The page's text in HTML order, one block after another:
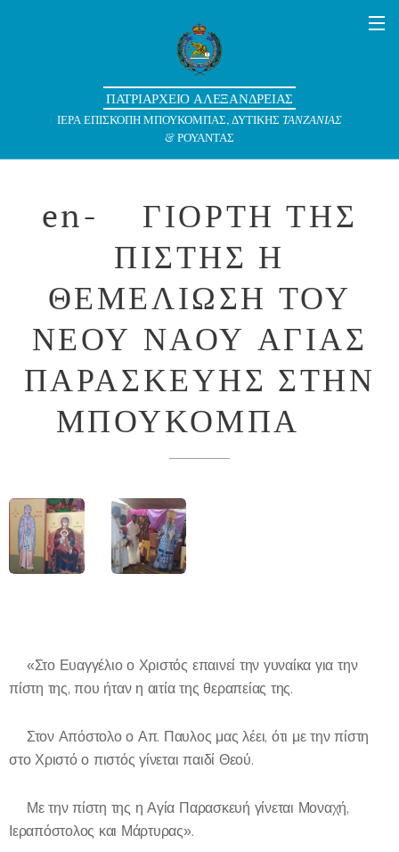
ΠΑΤΡΙΑΡΧΕΙΟ ΑΛΕΞΑΝΔΡΕΙΑΣ
ΙΕΡΑ ΕΠΙΣΚΟΠΗ ΜΠΟΥΚΟΜΠΑΣ, ΔΥΤΙΚΗΣ ΤΑΝΖΑΝΙΑΣ
& ΡΟΥΑΝΤΑΣ
en-❇️ΓΙΟΡΤΗ ΤΗΣ
ΠΙΣΤΗΣ Η
ΘΕΜΕΛΙΩΣΗ ΤΟΥ
ΝΕΟΥ ΝΑΟΥ ΑΓΙΑΣ
ΠΑΡΑΣΚΕΥΗΣ ΣΤΗΝ
ΜΠΟΥΚΟΜΠΑ❇️
✝️«Στο Ευαγγέλιο ο Χριστός επαινεί την γυναίκα για την
πίστη της, που ήταν η αιτία της θεραπείας της.
✝️Στον Απόστολο ο Απ. Παυλος μας λέει, ότι με την πίστη
στο Χριστό ο πιστός γίνεται παιδί Θεού.
🔸Με την πίστη της η Αγία Παρασκευή γίνεται Μοναχή,
Ιεραπόστολος και Μάρτυρας».